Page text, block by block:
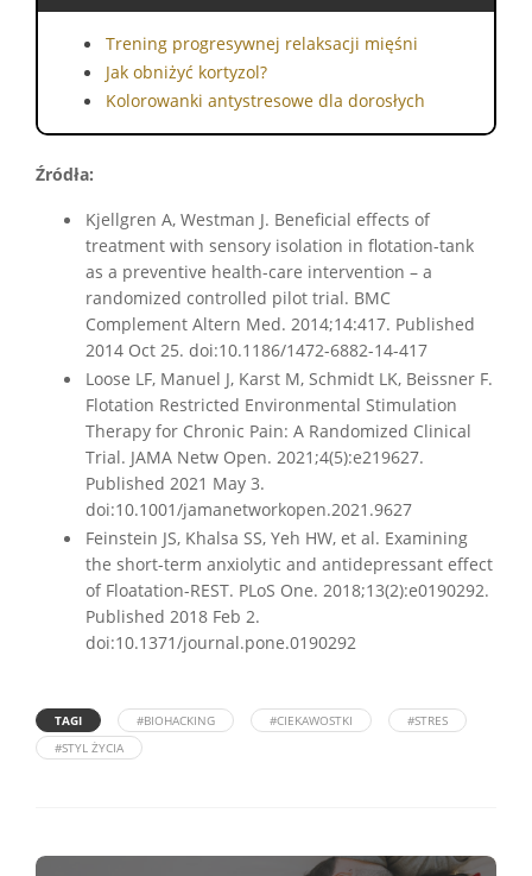
Trening progresywnej relaksacji mięśni
Jak obniżyć kortyzol?
Kolorowanki antystresowe dla dorosłych
Źródła:
Kjellgren A, Westman J. Beneficial effects of
treatment with sensory isolation in flotation-tank
as a preventive health-care intervention – a
randomized controlled pilot trial. BMC
Complement Altern Med. 2014;14:417. Published
2014 Oct 25. doi:10.1186/1472-6882-14-417
Loose LF, Manuel J, Karst M, Schmidt LK, Beissner F.
Flotation Restricted Environmental Stimulation
Therapy for Chronic Pain: A Randomized Clinical
Trial. JAMA Netw Open. 2021;4(5):e219627.
Published 2021 May 3.
doi:10.1001/jamanetworkopen.2021.9627
Feinstein JS, Khalsa SS, Yeh HW, et al. Examining
the short-term anxiolytic and antidepressant effect
of Floatation-REST. PLoS One. 2018;13(2):e0190292.
Published 2018 Feb 2.
doi:10.1371/journal.pone.0190292
TAGI #BIOHACKING #CIEKAWOSTKI
#STRES
#STYL ŻYCIA